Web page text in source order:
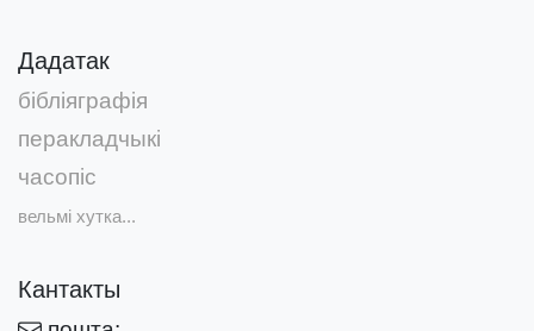
Дадатак
бібліяграфія
перакладчыкі
часопіс
вельмі хутка...
Кантакты